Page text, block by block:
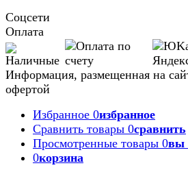
Соцсети
Оплата
Информация, размещенная на
офертой
Избранное 0избранное
Сравнить товары 0сравнить
Просмотренные товары 0вы
0корзина